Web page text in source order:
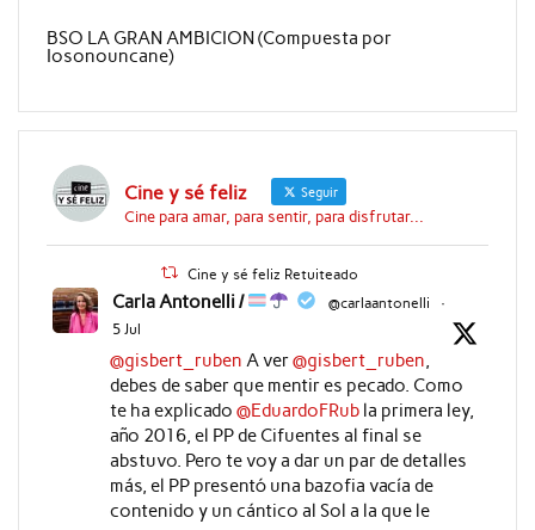
BSO LA GRAN AMBICION (Compuesta por
Iosonouncane)
Cine y sé feliz Seguir
Cine para amar, para sentir, para disfrutar...
Cine y sé feliz Retuiteado
Carla Antonelli / @carlaantonelli
·
5 Jul
@gisbert_ruben A ver@gisbert_ruben
debes de saber que mentir es pecado. Como
te ha explicado @EduardoFRubla primera ley,
año 2016, el PP de Cifuentes al final se
abstuvo. Pero te voy a dar un par de detalles
más, el PP presentó una bazofia vacía de
contenido y un cántico al Sol a la que le